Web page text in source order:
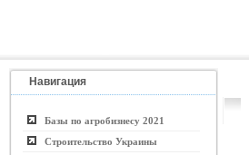
Навигация
Базы по агробизнесу 2021
Строительство Украины